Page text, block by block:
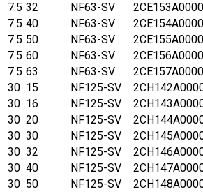
7.5 32 NF63-SV
7.5 40 NF63-SV
7.5 50 NF63-SV
7.5 60 NF63-SV
7.5 63 NF63-SV
30 15 NF125-SV
30 16 NF125-SV
30 20 NF125-SV
30 30 NF125-SV
30 32 NF125-SV
30 40 NF125-SV
30 50 NF125-SV